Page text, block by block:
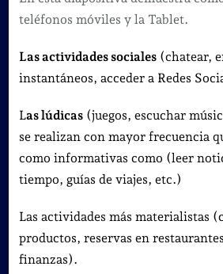
teléfonos móviles y la Tablet.
Las actividades sociales(chatear,
instantáneos, acceder a Redes
Las lúdicas(juegos, escuchar
se realizan con mayor frecuencia
como informativas como (leer
tiempo, guías de viajes, etc.)
Las actividades más materialistas
productos, reservas en
finanzas).